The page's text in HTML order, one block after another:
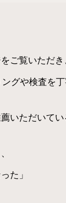
ご覧いただき
グや検査を
いただいてい
た」